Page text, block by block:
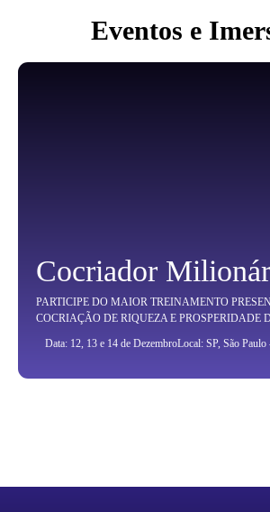
Eventos e
Cocriador
PARTICIPE DO MAIOR TREINAMENTO
COCRIAÇÃO DE RIQUEZA E PROSPERIDADE
Data: 12, 13 e 14 de DezembroLocal: SP, São Paulo